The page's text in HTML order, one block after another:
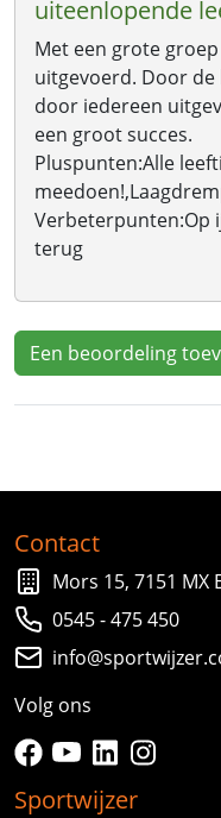
uiteenlopende
Met een grote
uitgevoerd. Door
door iedereen
een groot succes.
Pluspunten:Alle
Verbeterpunten:Op
terug
Een beoordeling
Contact
Mors 15, 7151 MX
0545 - 475 450
Volg ons
facebookyoutubelinkedininstagram
Sportwijzer